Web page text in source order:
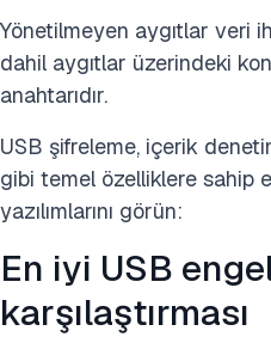
Yönetilmeyen aygıtlar veri
dahil aygıtlar üzerindeki
anahtarıdır.
USB şifreleme, içerik
gibi temel özelliklere sahip
yazılımlarını görün:
En iyi USB
karşılaştırması